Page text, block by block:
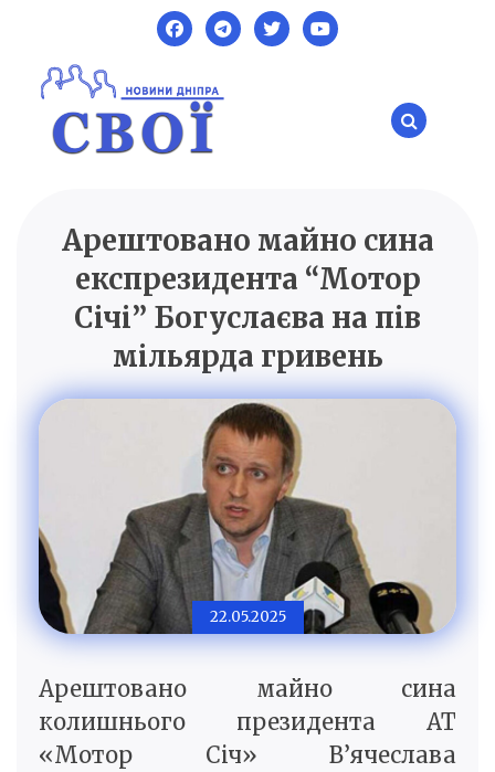
content
SVOI.DP.UA
Новини Дніпра
Арештовано майно сина
експрезидента “Мотор
Січі” Богуслаєва на пів
мільярда гривень
22.05.2025
Арештовано майно сина
колишнього президента АТ
«Мотор Січ» В’ячеслава